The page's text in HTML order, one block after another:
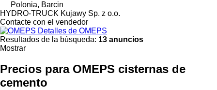
Polonia, Barcin
HYDRO-TRUCK Kujawy Sp. z o.o.
Contacte con el vendedor
Detalles de OMEPS
Resultados de la búsqueda: 13 anuncios
Mostrar
Precios para OMEPS cisternas de
cemento